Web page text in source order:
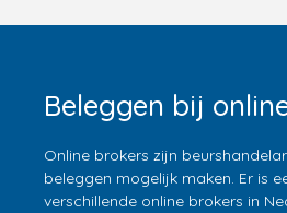
Beleggen bij
Online brokers zijn
beleggen mogelijk maken. Er is
verschillende online brokers in